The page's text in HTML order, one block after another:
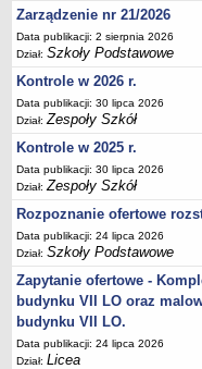
Zespół Poradni
BIURO FINANSÓW OŚWIATY
Dane podstawowe
Statut
Majątek
Godziny dyżurów
Ogłoszenia
Zarządzenia
Rejestry, ewidencje,
Kontrole
PONOWNE
Sprawozdania
Deklaracja dostępności
DEKLARACJA DOSTĘPNOŚCI
Zarządzenie nr 21/2026
Data publikacji: 2 sierpnia 2026
Dział:Szkoły Podstawowe
Kontrole w 2026 r.
Data publikacji: 30 lipca 2026
Dział:Zespoły Szkół
Kontrole w 2025 r.
Data publikacji: 30 lipca 2026
Dział:Zespoły Szkół
Rozpoznanie ofertowe
Data publikacji: 24 lipca 2026
Dział:Szkoły Podstawowe
Zapytanie ofertowe -
budynku VII LO oraz
budynku VII LO.
Data publikacji: 24 lipca 2026
Dział:Licea